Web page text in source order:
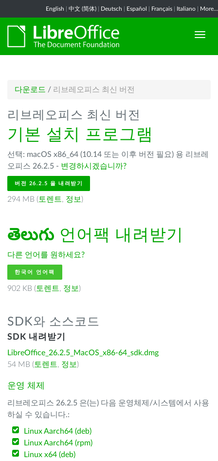
English 中文 (简体) Deutsch Español Français Italiano More...
다운로드 / 리브레오피스 최신 버전
리브레오피스 최신 버전
기본 설치 프로그램
선택: macOS x86_64 (10.14 또는 이후 버전 필요) 용 리브레
오피스 26.2.5 - 변경하시겠습니까?
버전 26.2.5 을 내려받기
294 MB ( 토렌트, 정보 )
తెలుగు 언어팩 내려받기
다른 언어를 원하세요?
한국어 언어팩
902 KB ( 토렌트, 정보 )
SDK와 소스코드
SDK 내려받기
LibreOffice_26.2.5_MacOS_x86-64_sdk.dmg
54 MB ( 토렌트, 정보 )
운영 체제
리브레오피스 26.2.5 은(는) 다음 운영체제/시스템에서 사용
하실 수 있습니다.:
Linux Aarch64 (deb)
Linux Aarch64 (rpm)
Linux x64 (deb)